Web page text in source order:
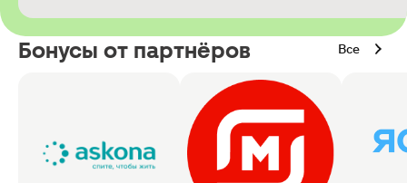
Бонусы от партнёров Все